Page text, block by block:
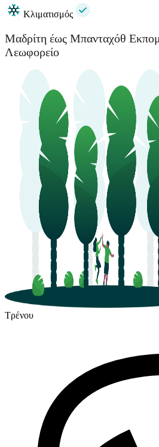
Κλιματισμός
Μαδρίτη έως Μπανταχόθ
Λεωφορείο
Τρένου